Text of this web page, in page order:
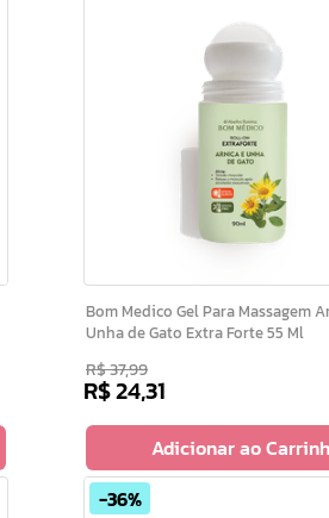
Bom Medico Gel Para Massagem Arnica e
Unha de Gato Extra Forte 55 Ml
R$37,99
R$24,31
Adicionar ao
36%